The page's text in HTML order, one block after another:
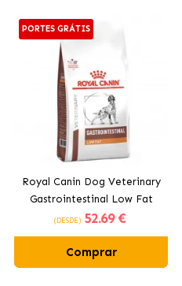
PORTES GRÁTIS
Royal Canin Dog Veterinary
Gastrointestinal Low Fat
ração para cães
(DESDE) 52.69 €
Comprar